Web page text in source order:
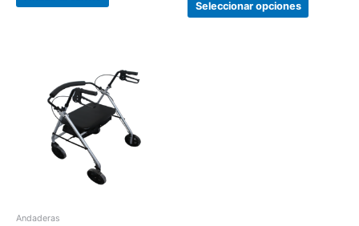
Seleccionar opciones
Andaderas